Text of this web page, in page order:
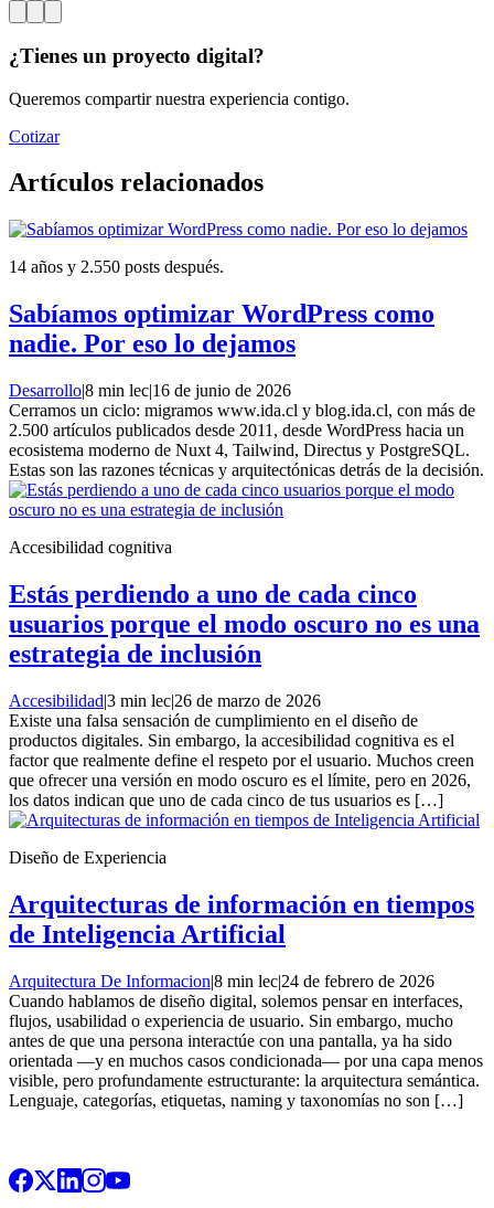
¿Tienes un proyecto digital?
Queremos compartir nuestra experiencia contigo.
Cotizar
Artículos relacionados
14 años y 2.550 posts después.
Sabíamos optimizar WordPress como
nadie. Por eso lo dejamos
Desarrollo|8 min lec|16 de junio de 2026
Cerramos un ciclo: migramos www.ida.cl y blog.ida.cl, con más de
2.500 artículos publicados desde 2011, desde WordPress hacia un
ecosistema moderno de Nuxt 4, Tailwind, Directus y PostgreSQL.
Estas son las razones técnicas y arquitectónicas detrás de la decisión.
Accesibilidad cognitiva
Estás perdiendo a uno de cada cinco
usuarios porque el modo oscuro no es una
estrategia de inclusión
Accesibilidad|3 min lec|26 de marzo de 2026
Existe una falsa sensación de cumplimiento en el diseño de
productos digitales. Sin embargo, la accesibilidad cognitiva es el
factor que realmente define el respeto por el usuario. Muchos creen
que ofrecer una versión en modo oscuro es el límite, pero en 2026,
los datos indican que uno de cada cinco de tus usuarios es […]
Diseño de Experiencia
Arquitecturas de información en tiempos
de Inteligencia Artificial
Arquitectura De Informacion|8 min lec|24 de febrero de 2026
Cuando hablamos de diseño digital, solemos pensar en interfaces,
flujos, usabilidad o experiencia de usuario. Sin embargo, mucho
antes de que una persona interactúe con una pantalla, ya ha sido
orientada —y en muchos casos condicionada— por una capa menos
visible, pero profundamente estructurante: la arquitectura semántica.
Lenguaje, categorías, etiquetas, naming y taxonomías no son […]